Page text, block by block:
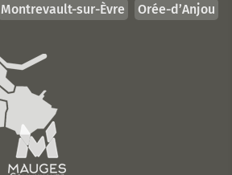
Montrevault-sur-Èvre
Orée-d’Anjou